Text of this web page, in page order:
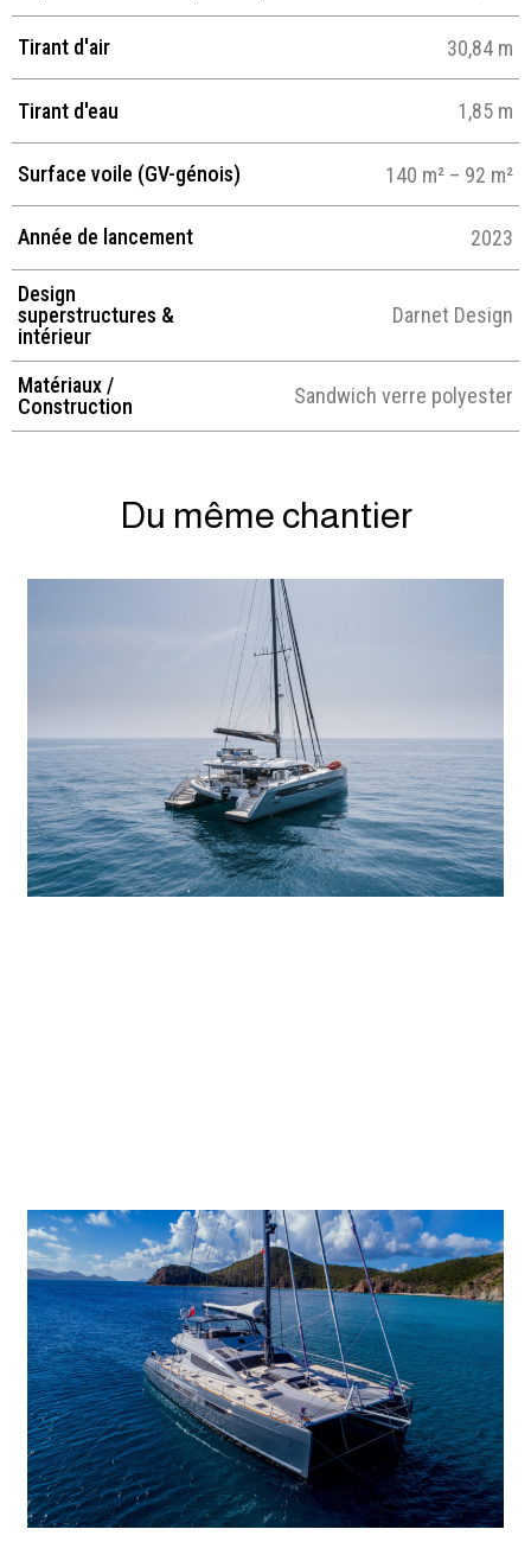
Tirant d'air 30,84 m
Tirant d'eau 1,85 m
Surface voile (GV-génois) 140 m² – 92 m²
Année de lancement 2023
Design
superstructures &
intérieur
Darnet Design
Matériaux /
Construction
Sandwich verre polyester
Du même chantier